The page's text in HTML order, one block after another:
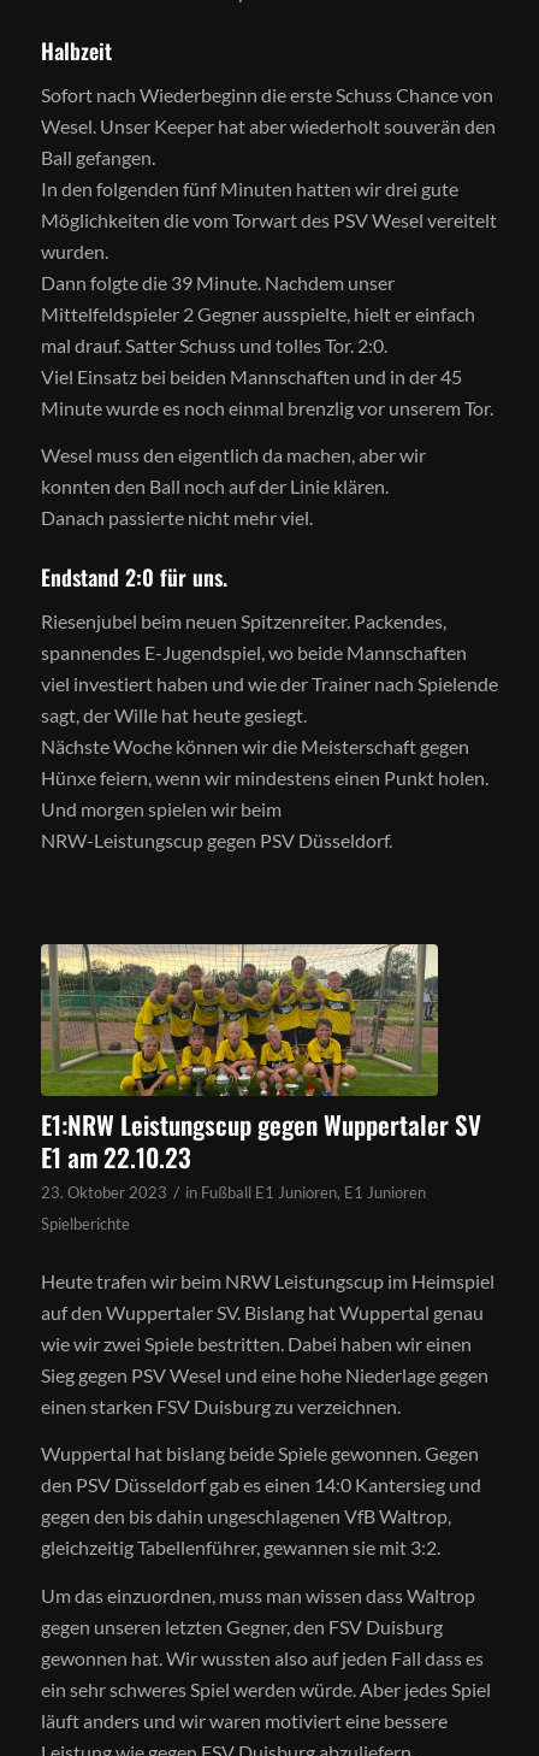
Halbzeit
Sofort nach Wiederbeginn die erste Schuss Chance von
Wesel. Unser Keeper hat aber wiederholt souverän den
Ball gefangen.
In den folgenden fünf Minuten hatten wir drei gute
Möglichkeiten die vom Torwart des PSV Wesel vereitelt
wurden.
Dann folgte die 39 Minute. Nachdem unser
Mittelfeldspieler 2 Gegner ausspielte, hielt er einfach
mal drauf. Satter Schuss und tolles Tor. 2:0.
Viel Einsatz bei beiden Mannschaften und in der 45
Minute wurde es noch einmal brenzlig vor unserem Tor.
Wesel muss den eigentlich da machen, aber wir
konnten den Ball noch auf der Linie klären.
Danach passierte nicht mehr viel.
Endstand 2:0 für uns.
Riesenjubel beim neuen Spitzenreiter. Packendes,
spannendes E-Jugendspiel, wo beide Mannschaften
viel investiert haben und wie der Trainer nach Spielende
sagt, der Wille hat heute gesiegt.
Nächste Woche können wir die Meisterschaft gegen
Hünxe feiern, wenn wir mindestens einen Punkt holen.
Und morgen spielen wir beim
NRW-Leistungscup gegen PSV Düsseldorf.
E1:NRW Leistungscup gegen Wuppertaler SV
E1 am 22.10.23
23. Oktober 2023 / in Fußball E1 Junioren, E1 Junioren
Spielberichte
Heute trafen wir beim NRW Leistungscup im Heimspiel
auf den Wuppertaler SV. Bislang hat Wuppertal genau
wie wir zwei Spiele bestritten. Dabei haben wir einen
Sieg gegen PSV Wesel und eine hohe Niederlage gegen
einen starken FSV Duisburg zu verzeichnen.
Wuppertal hat bislang beide Spiele gewonnen. Gegen
den PSV Düsseldorf gab es einen 14:0 Kantersieg und
gegen den bis dahin ungeschlagenen VfB Waltrop,
gleichzeitig Tabellenführer, gewannen sie mit 3:2.
Um das einzuordnen, muss man wissen dass Waltrop
gegen unseren letzten Gegner, den FSV Duisburg
gewonnen hat. Wir wussten also auf jeden Fall dass es
ein sehr schweres Spiel werden würde. Aber jedes Spiel
läuft anders und wir waren motiviert eine bessere